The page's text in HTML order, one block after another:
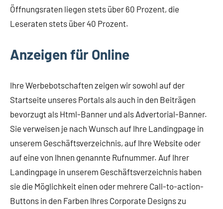
Öffnungsraten liegen stets über 60 Prozent, die
Leseraten stets über 40 Prozent.
Anzeigen für Online
Ihre Werbebotschaften zeigen wir sowohl auf der
Startseite unseres Portals als auch in den Beiträgen
bevorzugt als Html-Banner und als Advertorial-Banner.
Sie verweisen je nach Wunsch auf Ihre Landingpage in
unserem Geschäftsverzeichnis, auf Ihre Website oder
auf eine von Ihnen genannte Rufnummer. Auf Ihrer
Landingpage in unserem Geschäftsverzeichnis haben
sie die Möglichkeit einen oder mehrere Call-to-action-
Buttons in den Farben Ihres Corporate Designs zu